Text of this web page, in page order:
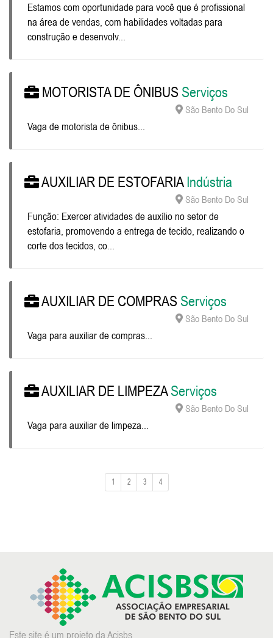
Estamos com oportunidade para você que é profissional
na área de vendas, com habilidades voltadas para
construção e desenvolv...
MOTORISTA DE ÔNIBUS Serviços
São Bento Do Sul
Vaga de motorista de ônibus...
AUXILIAR DE ESTOFARIAIndústria
São Bento Do Sul
Função: Exercer atividades de auxílio no setor de
estofaria, promovendo a entrega de tecido, realizando o
corte dos tecidos, co...
AUXILIAR DE COMPRAS Serviços
São Bento Do Sul
Vaga para auxiliar de compras...
AUXILIAR DE LIMPEZAServiços
São Bento Do Sul
Vaga para auxiliar de limpeza...
1 2 3 4
Este site é um projeto da Acisbs.